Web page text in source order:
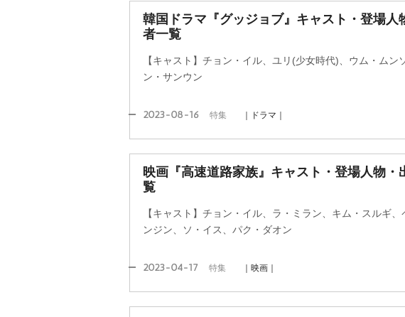
韓国ドラマ『グッジョブ』キャスト・登場人
者一覧
【キャスト】チョン・イル、ユリ(少女時代)、ウム・ムン
ン・サンウン
2023-08-16 特集 ｜ドラマ｜
映画『高速道路家族』キャスト・登場人物・
覧
【キャスト】チョン・イル、ラ・ミラン、キム・スルギ、
ンジン、ソ・イス、パク・ダオン
2023-04-17 特集 ｜映画｜